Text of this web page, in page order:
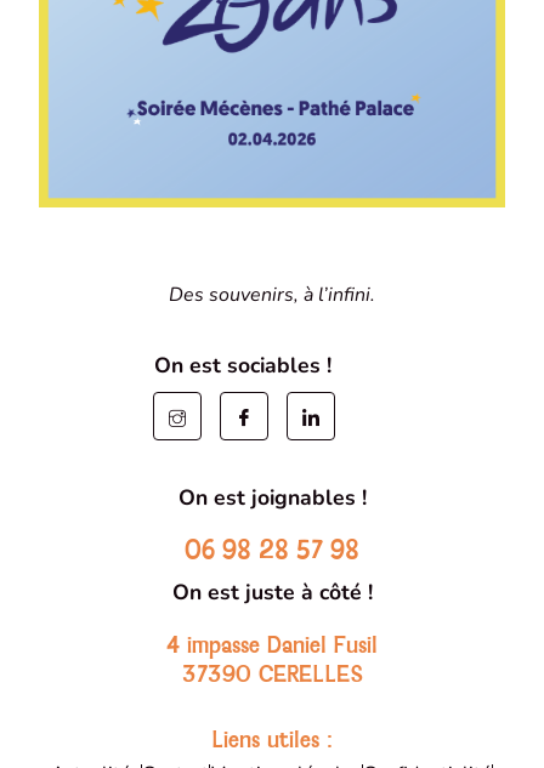
Des souvenirs, à l’infini.
On est sociables !
On est joignables !
06 98 28 57 98
On est juste à côté !
4 impasse Daniel Fusil
37390 CERELLES
Liens utiles :